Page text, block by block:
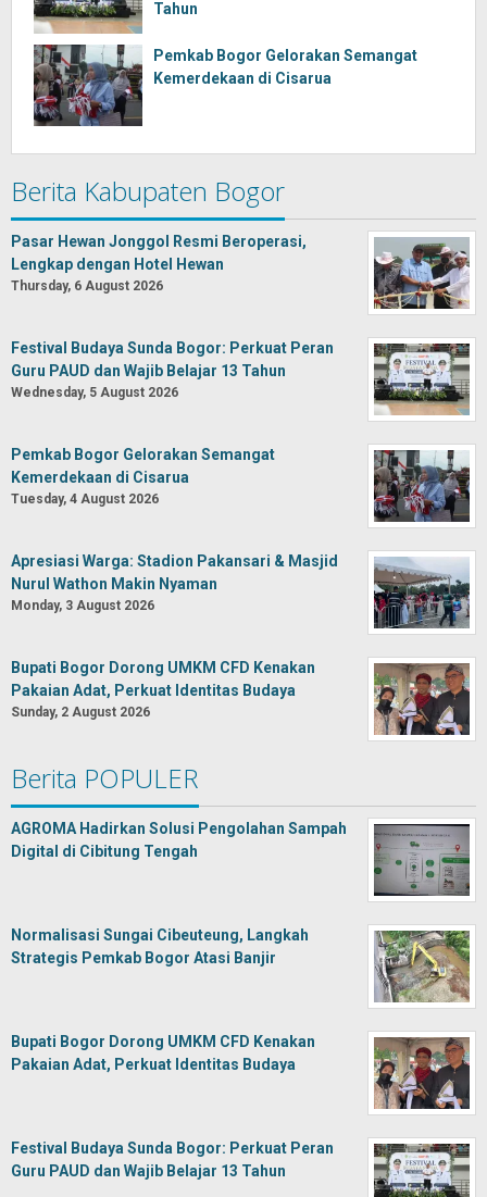
Tahun
Pemkab Bogor Gelorakan Semangat
Kemerdekaan di Cisarua
Berita Kabupaten Bogor
Pasar Hewan Jonggol Resmi Beroperasi,
Lengkap dengan Hotel Hewan
Thursday, 6 August 2026
Festival Budaya Sunda Bogor: Perkuat Peran
Guru PAUD dan Wajib Belajar 13 Tahun
Wednesday, 5 August 2026
Pemkab Bogor Gelorakan Semangat
Kemerdekaan di Cisarua
Tuesday, 4 August 2026
Apresiasi Warga: Stadion Pakansari & Masjid
Nurul Wathon Makin Nyaman
Monday, 3 August 2026
Bupati Bogor Dorong UMKM CFD Kenakan
Pakaian Adat, Perkuat Identitas Budaya
Sunday, 2 August 2026
Berita POPULER
AGROMA Hadirkan Solusi Pengolahan Sampah
Digital di Cibitung Tengah
Normalisasi Sungai Cibeuteung, Langkah
Strategis Pemkab Bogor Atasi Banjir
Bupati Bogor Dorong UMKM CFD Kenakan
Pakaian Adat, Perkuat Identitas Budaya
Festival Budaya Sunda Bogor: Perkuat Peran
Guru PAUD dan Wajib Belajar 13 Tahun